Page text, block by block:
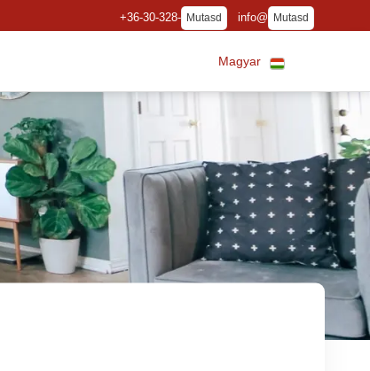
+36-30-328- Mutasd info@ Mutasd
Magyar